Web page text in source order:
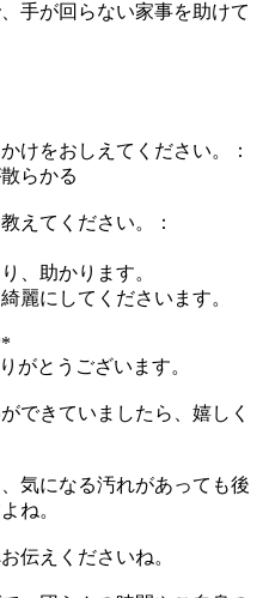
手が回らない家事を助けて
けをおしえてください。：
らかる
えてください。：
、助かります。
麗にしてくださいます。
がとうございます。
できていましたら、嬉しく
気になる汚れがあっても後
ね。
伝えくださいね。